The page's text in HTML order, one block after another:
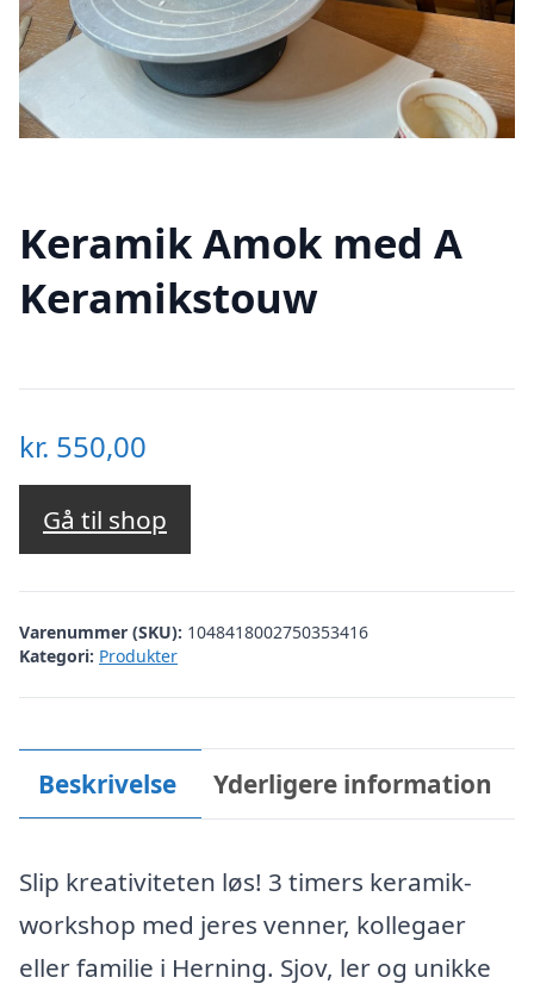
Keramik Amok med A
Keramikstouw
kr. 550,00
Gå til shop
Varenummer (SKU): 1048418002750353416
Kategori: Produkter
Beskrivelse Yderligere information
Slip kreativiteten løs! 3 timers keramik-
workshop med jeres venner, kollegaer
eller familie i Herning. Sjov, ler og unikke